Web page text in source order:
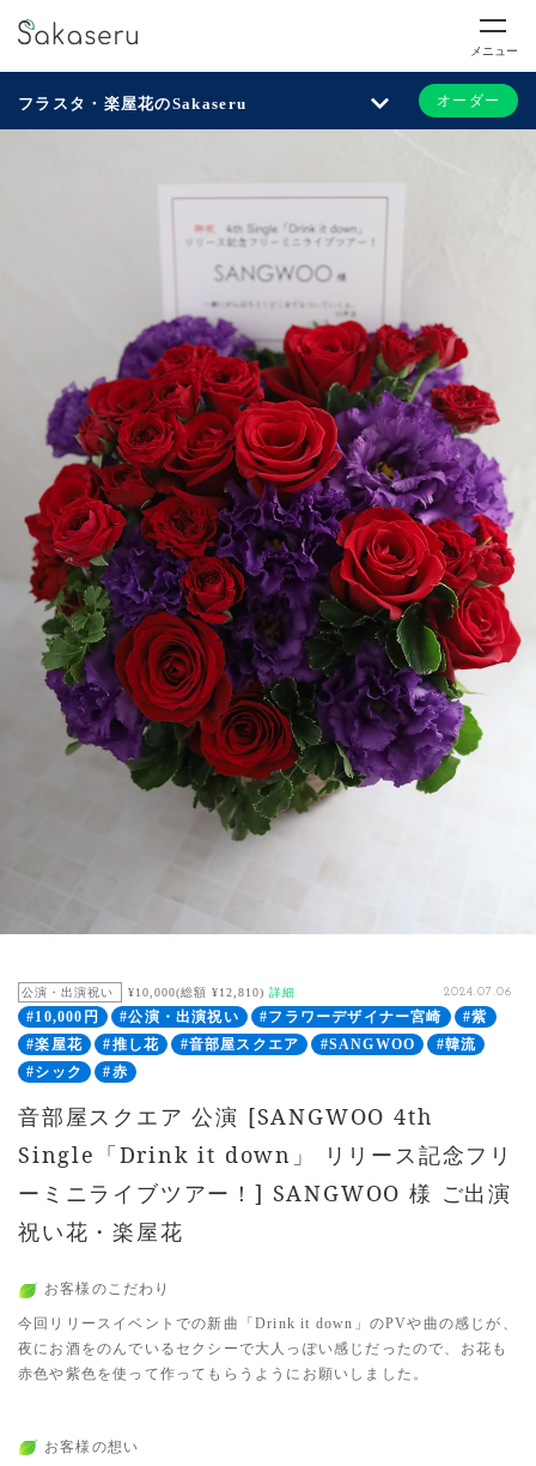
メニュー
フラスタ・楽屋花のSakaseru オーダー
公演・出演祝い ¥10,000(総額 ¥12,810) 詳細 2024.07.06
#10,000円 #公演・出演祝い #フラワーデザイナー宮崎
#紫
#楽屋花
#推し花 #音部屋スクエア #SANGWOO
#韓流
#シック
#赤
音部屋スクエア 公演 [SANGWOO 4th
Single「Drink it down」 リリース記念フリ
ーミニライブツアー！] SANGWOO 様 ご出演
祝い花・楽屋花
お客様のこだわり
今回リリースイベントでの新曲「Drink it down」のPVや曲の感じが、
夜にお酒をのんでいるセクシーで大人っぽい感じだったので、お花も
赤色や紫色を使って作ってもらうようにお願いしました。
お客様の想い